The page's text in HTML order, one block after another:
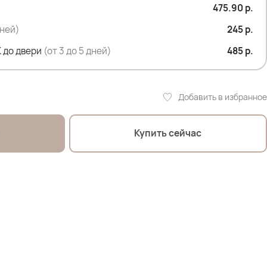
ОТ 90см; ОЖ 112см; ОБ 120см*
475.90 р.
245 р.
двери (от 3 до 5 дней) 485 р.
Добавить в избранное
Купить сейчас